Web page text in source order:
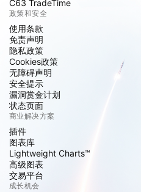
C63 TradeTime
政策和安全
使用条款
免责声明
隐私政策
Cookies政策
无障碍声明
安全提示
漏洞赏金计划
状态页面
商业解决方案
插件
图表库
Lightweight Charts™
高级图表
交易平台
成长机会